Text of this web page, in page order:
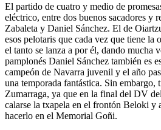
El partido de cuatro y medio de
eléctrico, entre dos buenos sacadores y
Zabaleta y Daniel Sánchez. El de
esos pelotaris que cada vez que tiene la
el tanto se lanza a por él, dando mucha
pamplonés Daniel Sánchez también es
campeón de Navarra juvenil y el año
una temporada fantástica. Sin embargo,
Zumarraga, ya que en la final del DV
calarse la txapela en el frontón Beloki y
hacerlo en el Memorial Goñi.